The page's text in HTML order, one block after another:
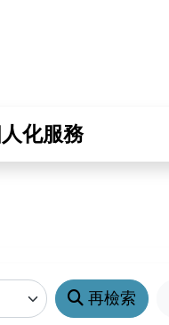
化服務
再檢索